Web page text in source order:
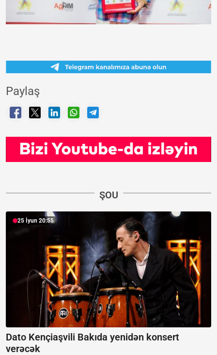
Paylaş
ŞOU
25 İyun 20:55
Dato Kençiaşvili Bakıda yenidən konsert
verəcək